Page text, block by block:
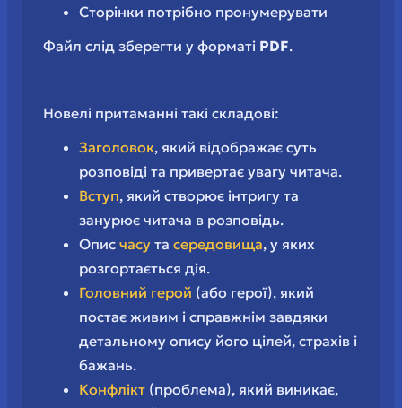
Сторінки потрібно пронумерувати
Файл слід зберегти у форматі PDF.
Новелі притаманні такі складові:
Заголовок, який відображає суть
розповіді та привертає увагу читача.
Вступ, який створює інтригу та
занурює читача в розповідь.
Опис часу та середовища, у яких
розгортається дія.
Головний герой (або герої), який
постає живим і справжнім завдяки
детальному опису його цілей, страхів і
бажань.
Конфлікт (проблема), який виникає,